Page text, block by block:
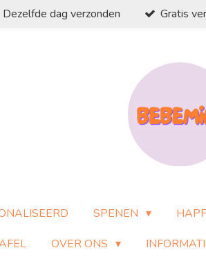
dag verzonden Gratis
SPENEN
OVER ONS